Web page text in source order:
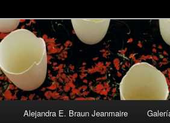
Alejandra Braun
Arte y Cerámica contemporánea | Art
Main menu
Skip
Alejandra E. Braun Jeanmaire